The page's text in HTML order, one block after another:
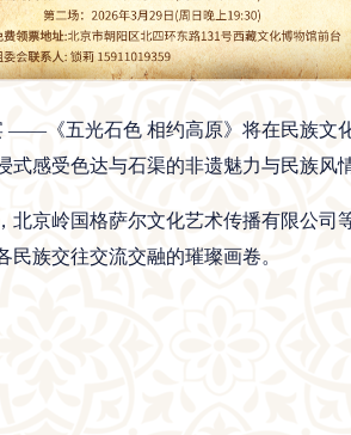
《五光石色 相约高原》将在民族文
感受色达与石渠的非遗魅力与民族风情
京岭国格萨尔文化艺术传播有限公司
族交往交流交融的璀璨画卷。